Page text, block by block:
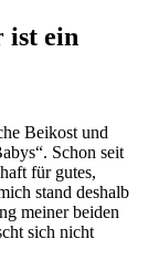
ist ein
Beikost und
Schon seit
für gutes,
stand deshalb
meiner beiden
sich nicht